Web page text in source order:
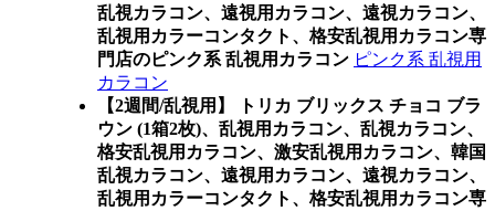
乱視カラコン、遠視用カラコン、遠視カラコン、
乱視用カラーコンタクト、格安乱視用カラコン専
門店のピンク系 乱視用カラコン ピンク系 乱視用
カラコン
【2週間/乱視用】 トリカ ブリックス チョコ ブラ
ウン (1箱2枚)、乱視用カラコン、乱視カラコン、
格安乱視用カラコン、激安乱視用カラコン、韓国
乱視カラコン、遠視用カラコン、遠視カラコン、
乱視用カラーコンタクト、格安乱視用カラコン専